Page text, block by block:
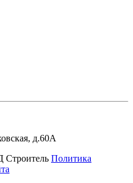
д.60А
Строитель Политика